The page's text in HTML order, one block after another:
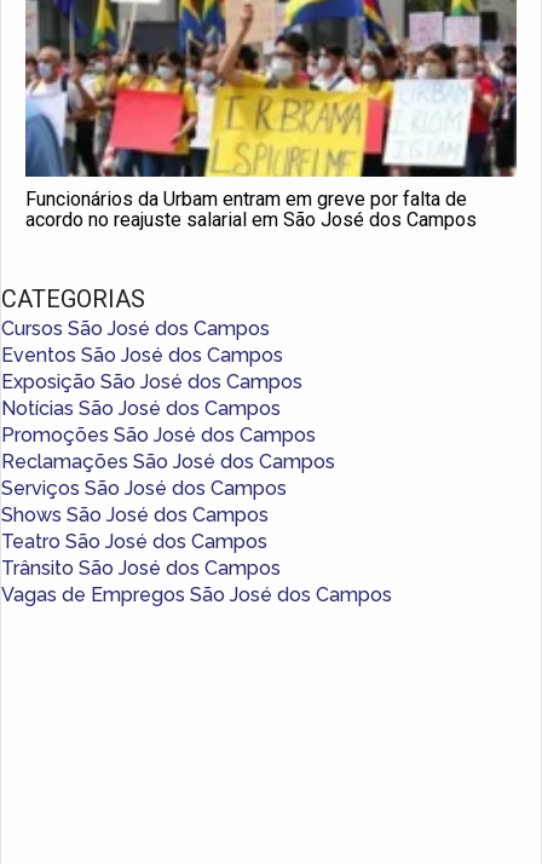
Funcionários da Urbam entram em greve por falta de
acordo no reajuste salarial em São José dos Campos
CATEGORIAS
Cursos São José dos Campos
Eventos São José dos Campos
Exposição São José dos Campos
Notícias São José dos Campos
Promoções São José dos Campos
Reclamações São José dos Campos
Serviços São José dos Campos
Shows São José dos Campos
Teatro São José dos Campos
Trânsito São José dos Campos
Vagas de Empregos São José dos Campos